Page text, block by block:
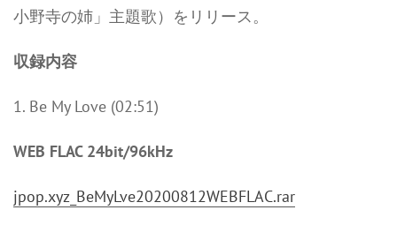
小野寺の姉」主題歌）をリリース。
収録内容
1. Be My Love (02:51)
WEB FLAC 24bit/96kHz
jpop.xyz_BeMyLve20200812WEBFLAC.rar